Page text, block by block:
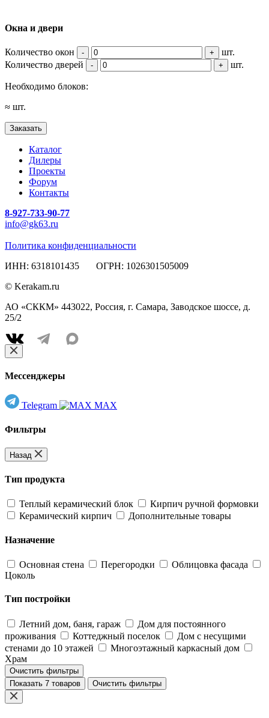
Окна и двери
Количество окон - +
шт.
Количество дверей
- + шт.
Необходимо блоков:
≈ шт.
Заказать
Каталог
Дилеры
Проекты
Форум
Контакты
8-927-733-90-77
info@gk63.ru
Политика конфиденциальности
ИНН: 6318101435 ОГРН: 1026301505009
© Kerakam.ru
АО «СККМ» 443022, Россия, г. Самара, Заводское шоссе, д.
25/2
Мессенджеры
Telegram MAX
Фильтры
Назад
Тип продукта
Теплый керамический блок
Кирпич ручной формовки
Керамический кирпич
Дополнительные товары
Назначение
Основная стена Перегородки
Облицовка фасада
Цоколь
Тип постройки
Летний дом, баня, гараж
Дом для постоянного
проживания
Коттеджный поселок
Дом с несущими
стенами до 10 этажей
Многоэтажный каркасный дом
Храм
Очистить фильтры
Показать 7 товаров
Очистить фильтры